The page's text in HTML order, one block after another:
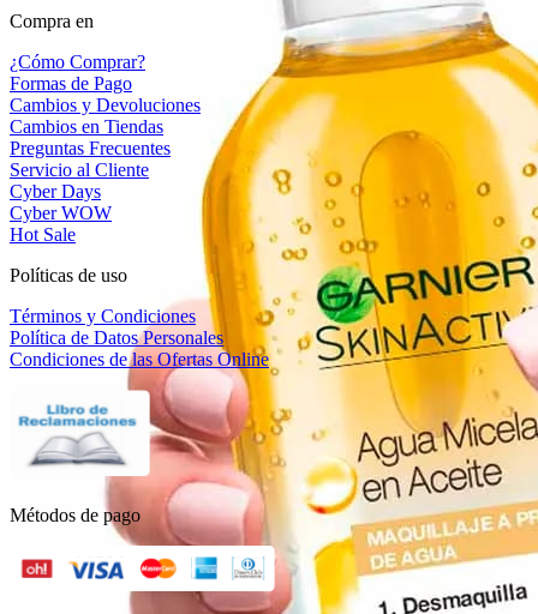
Compra en
¿Cómo Comprar?
Formas de Pago
Cambios y Devoluciones
Cambios en Tiendas
Preguntas Frecuentes
Servicio al Cliente
Cyber Days
Cyber WOW
Hot Sale
Políticas de uso
Términos y Condiciones
Política de Datos Personales
Condiciones de las Ofertas Online
Métodos de pago